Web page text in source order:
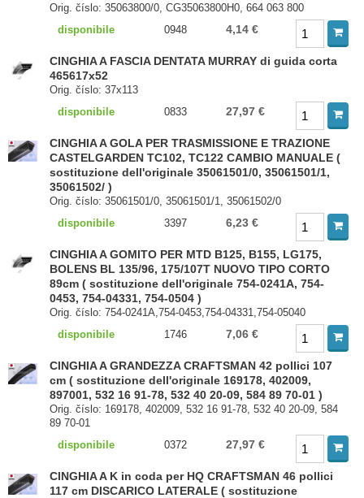
Orig. číslo: 35063800/0, CG35063800H0, 664 063 800
disponibile
0948 4,14 €
CINGHIA A FASCIA DENTATA MURRAY di guida corta
465617x52
Orig. číslo: 37x113
disponibile
0833 27,97 €
CINGHIA A GOLA PER TRASMISSIONE E TRAZIONE
CASTELGARDEN TC102, TC122 CAMBIO MANUALE (
sostituzione dell'originale 35061501/0, 35061501/1,
35061502/ )
Orig. číslo: 35061501/0, 35061501/1, 35061502/0
disponibile
3397 6,23 €
CINGHIA A GOMITO PER MTD B125, B155, LG175,
BOLENS BL 135/96, 175/107T NUOVO TIPO CORTO
89cm ( sostituzione dell'originale 754-0241A, 754-
0453, 754-04331, 754-0504 )
Orig. číslo: 754-0241A,754-0453,754-04331,754-05040
disponibile
1746 7,06 €
CINGHIA A GRANDEZZA CRAFTSMAN 42 pollici 107
cm ( sostituzione dell'originale 169178, 402009,
897001, 532 16 91-78, 532 40 20-09, 584 89 70-01 )
Orig. číslo: 169178, 402009, 532 16 91-78, 532 40 20-09, 584
89 70-01
disponibile
0372 27,97 €
CINGHIA A K in coda per HQ CRAFTSMAN 46 pollici
117 cm DISCARICO LATERALE ( sostituzione